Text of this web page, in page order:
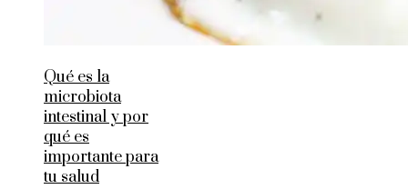
Qué es la
microbiota
intestinal y por
qué es
importante para
tu salud